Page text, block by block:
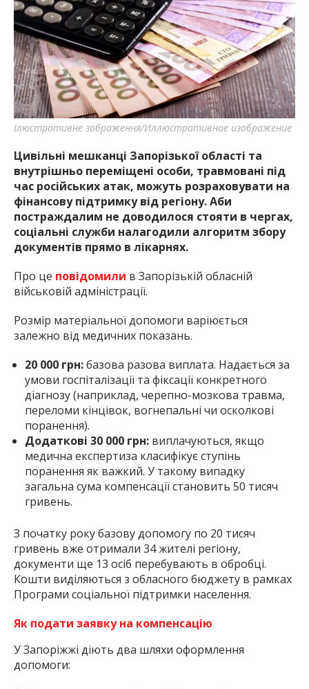
найважливішу інформацію про події
міста Запоріжжя та області.
Ілюстративне зображення/Иллюстративное изображение
Цивільні мешканці Запорізької області та
внутрішньо переміщені особи, травмовані під
час російських атак, можуть розраховувати на
фінансову підтримку від регіону. Аби
постраждалим не доводилося стояти в чергах,
соціальні служби налагодили алгоритм збору
документів прямо в лікарнях.
Про це повідомили в Запорізькій обласній
військовій адміністрації.
Розмір матеріальної допомоги варіюється
залежно від медичних показань.
20 000 грн:базова разова виплата. Надається за
умови госпіталізації та фіксації конкретного
діагнозу (наприклад, черепно-мозкова травма,
переломи кінцівок, вогнепальні чи осколкові
поранення).
Додаткові 30 000 грн: виплачуються, якщо
медична експертиза класифікує ступінь
поранення як важкий. У такому випадку
загальна сума компенсації становить 50 тисяч
гривень.
З початку року базову допомогу по 20 тисяч
гривень вже отримали 34 жителі регіону,
документи ще 13 осіб перебувають в обробці.
Кошти виділяються з обласного бюджету в рамках
Програми соціальної підтримки населення.
Як подати заявку на компенсацію
У Запоріжжі діють два шляхи оформлення
допомоги: